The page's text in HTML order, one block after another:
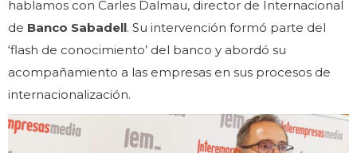
hablamos con Carles Dalmau, director de Internacional
de Banco Sabadell. Su intervención formó parte del
‘flash de conocimiento’ del banco y abordó su
acompañamiento a las empresas en sus procesos de
internacionalización.